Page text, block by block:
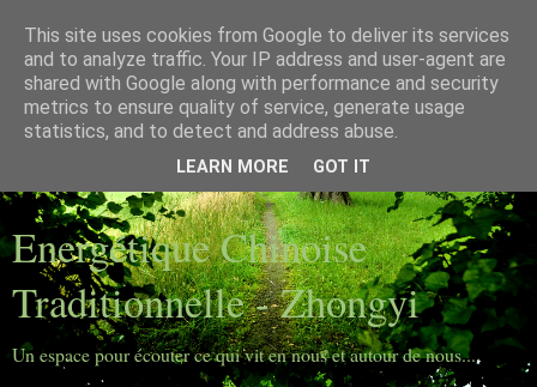
Energétique Chinoise
Traditionnelle - Zhongyi
Energétique Chinoise
Traditionnelle - Zhongyi
Un espace pour écouter ce qui vit en nous et autour de nous...
This site uses cookies from Google to deliver its services
and to analyze traffic. Your IP address and user-agent are
shared with Google along with performance and security
metrics to ensure quality of service, generate usage
statistics, and to detect and address abuse.
LEARN MORE GOT IT